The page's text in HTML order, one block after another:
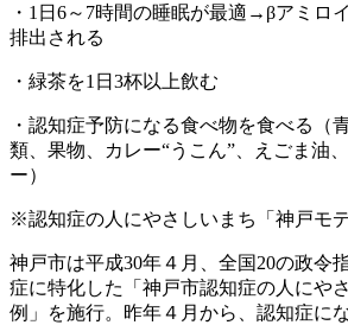
・1日6～7時間の睡眠が最適→βアミロ
排出される
・緑茶を1日3杯以上飲む
・認知症予防になる食べ物を食べる（
類、果物、カレー“うこん”、えごま油
ー）
※認知症の人にやさしいまち「神戸モデ
神戸市は平成30年４月、全国20の政令
症に特化した「神戸市認知症の人にや
例」を施行。昨年４月から、認知症に